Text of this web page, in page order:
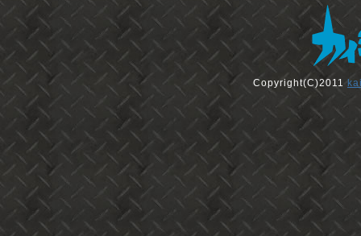
Copyright(C)2011